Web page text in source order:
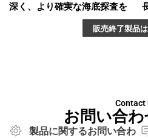
深く、より確実な海底探査を
販売終了製品
Contact
お問い合
製品に関するお問い合わ